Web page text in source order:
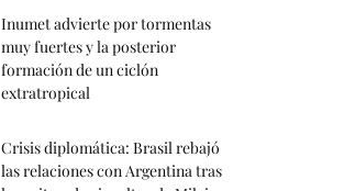
Inumet advierte por tormentas
muy fuertes y la posterior
formación de un ciclón
extratropical
Crisis diplomática: Brasil rebajó
las relaciones con Argentina tras